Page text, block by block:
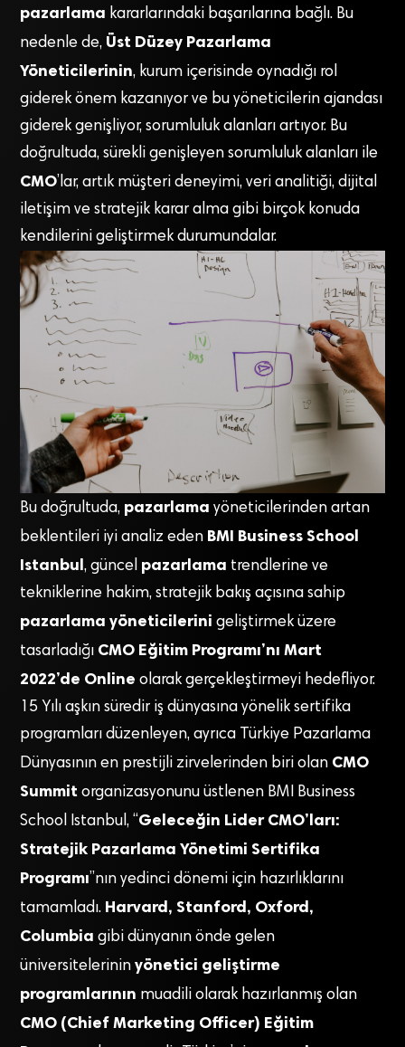
pazarlama kararlarındaki başarılarına bağlı. Bu
nedenle de, Üst Düzey Pazarlama
Yöneticilerinin, kurum içerisinde oynadığı rol
giderek önem kazanıyor ve bu yöneticilerin ajandası
giderek genişliyor, sorumluluk alanları artıyor. Bu
doğrultuda, sürekli genişleyen sorumluluk alanları ile
CMO’lar, artık müşteri deneyimi, veri analitiği, dijital
iletişim ve stratejik karar alma gibi birçok konuda
kendilerini geliştirmek durumundalar.
Bu doğrultuda, pazarlama yöneticilerinden artan
beklentileri iyi analiz eden BMI Business School
Istanbul, güncel pazarlama trendlerine ve
tekniklerine hakim, stratejik bakış açısına sahip
pazarlama yöneticilerini geliştirmek üzere
tasarladığı CMO Eğitim Programı’nı Mart
2022’de Onlineolarak gerçekleştirmeyi hedefliyor.
15 Yılı aşkın süredir iş dünyasına yönelik sertifika
programları düzenleyen, ayrıca Türkiye Pazarlama
Dünyasının en prestijli zirvelerinden biri olan CMO
Summit organizasyonunu üstlenen BMI Business
School Istanbul, “ Geleceğin Lider CMO’ları:
Stratejik Pazarlama Yönetimi Sertifika
Programı ”nın yedinci dönemi için hazırlıklarını
tamamladı. Harvard, Stanford, Oxford,
Columbiagibi dünyanın önde gelen
üniversitelerininyönetici geliştirme
programlarının muadili olarak hazırlanmış olan
CMO (Chief Marketing Officer) Eğitim